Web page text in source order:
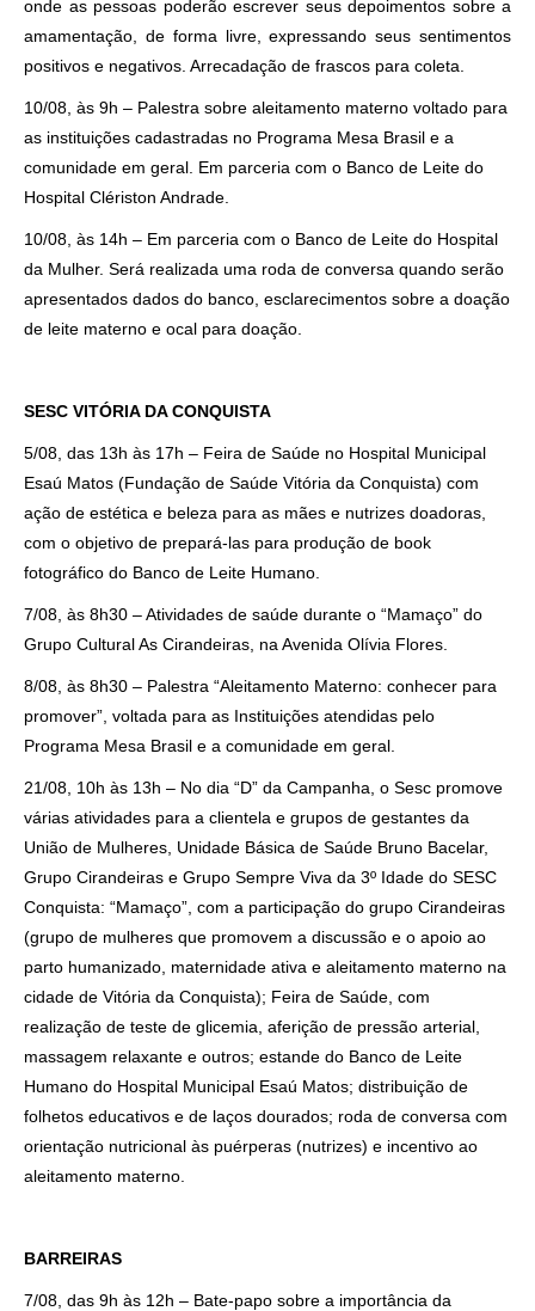
onde as pessoas poderão escrever seus depoimentos sobre a
amamentação, de forma livre, expressando seus sentimentos
positivos e negativos. Arrecadação de frascos para coleta.
10/08, às 9h – Palestra sobre aleitamento materno voltado para
as instituições cadastradas no Programa Mesa Brasil e a
comunidade em geral. Em parceria com o Banco de Leite do
Hospital Clériston Andrade.
10/08, às 14h – Em parceria com o Banco de Leite do Hospital
da Mulher. Será realizada uma roda de conversa quando serão
apresentados dados do banco, esclarecimentos sobre a doação
de leite materno e ocal para doação.
SESC VITÓRIA DA CONQUISTA
5/08, das 13h às 17h – Feira de Saúde no Hospital Municipal
Esaú Matos (Fundação de Saúde Vitória da Conquista) com
ação de estética e beleza para as mães e nutrizes doadoras,
com o objetivo de prepará-las para produção de book
fotográfico do Banco de Leite Humano.
7/08, às 8h30 – Atividades de saúde durante o “Mamaço” do
Grupo Cultural As Cirandeiras, na Avenida Olívia Flores.
8/08, às 8h30 – Palestra “Aleitamento Materno: conhecer para
promover”, voltada para as Instituições atendidas pelo
Programa Mesa Brasil e a comunidade em geral.
21/08, 10h às 13h – No dia “D” da Campanha, o Sesc promove
várias atividades para a clientela e grupos de gestantes da
União de Mulheres, Unidade Básica de Saúde Bruno Bacelar,
Grupo Cirandeiras e Grupo Sempre Viva da 3º Idade do SESC
Conquista: “Mamaço”, com a participação do grupo Cirandeiras
(grupo de mulheres que promovem a discussão e o apoio ao
parto humanizado, maternidade ativa e aleitamento materno na
cidade de Vitória da Conquista); Feira de Saúde, com
realização de teste de glicemia, aferição de pressão arterial,
massagem relaxante e outros; estande do Banco de Leite
Humano do Hospital Municipal Esaú Matos; distribuição de
folhetos educativos e de laços dourados; roda de conversa com
orientação nutricional às puérperas (nutrizes) e incentivo ao
aleitamento materno.
BARREIRAS
7/08, das 9h às 12h – Bate-papo sobre a importância da